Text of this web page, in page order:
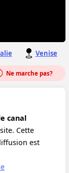
Venise
Ne marche pas?
canal
Cette
est